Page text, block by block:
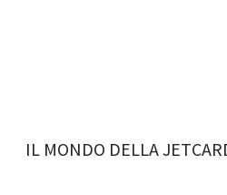
IL MONDO DELLA